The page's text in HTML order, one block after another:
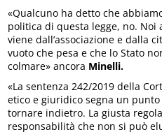
«Qualcuno ha detto che
politica di questa legge, no.
viene dall’associazione e dalla
vuoto che pesa e che lo Stato
colmare» ancora Minelli.
«La sentenza 242/2019 della
etico e giuridico segna un
tornare indietro. La giusta
responsabilità che non si può